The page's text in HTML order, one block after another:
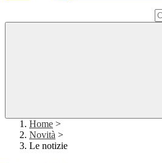
Home >
Novità >
Le notizie